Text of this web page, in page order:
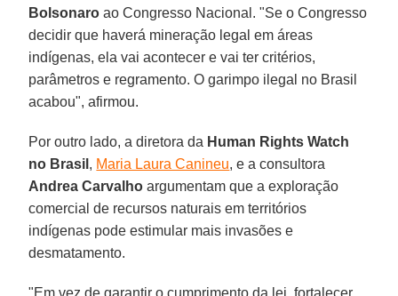
Bolsonaro ao Congresso Nacional. "Se o Congresso
decidir que haverá mineração legal em áreas
indígenas, ela vai acontecer e vai ter critérios,
parâmetros e regramento. O garimpo ilegal no Brasil
acabou", afirmou.
Por outro lado, a diretora da Human Rights Watch
no Brasil , Maria Laura Canineu, e a consultora
Andrea Carvalho argumentam que a exploração
comercial de recursos naturais em territórios
indígenas pode estimular mais invasões e
desmatamento.
"Em vez de garantir o cumprimento da lei, fortalecer